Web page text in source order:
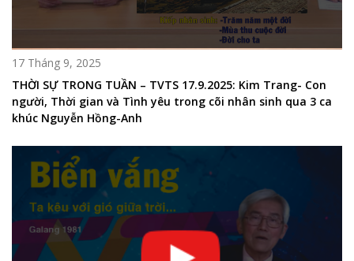
17 Tháng 9, 2025
THỜI SỰ TRONG TUẦN – TVTS 17.9.2025: Kim Trang- Con
người, Thời gian và Tình yêu trong cõi nhân sinh qua 3 ca
khúc Nguyễn Hồng-Anh